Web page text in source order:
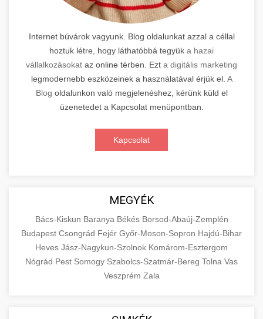
Internet búvárok vagyunk. Blog oldalunkat azzal a céllal
hoztuk létre, hogy láthatóbbá tegyük a hazai
vállalkozásokat az online térben. Ezt a digitális marketing
legmodernebb eszközeinek a használatával érjük el. A
Blog oldalunkon való megjelenéshez, kérünk küld el
üzenetedet a Kapcsolat menüpontban.
Kapcsolat
MEGYÉK
Bács-Kiskun Baranya Békés Borsod-Abaúj-Zemplén
Budapest Csongrád Fejér Győr-Moson-Sopron Hajdú-Bihar
Heves Jász-Nagykun-Szolnok Komárom-Esztergom
Nógrád Pest Somogy Szabolcs-Szatmár-Bereg Tolna Vas
Veszprém Zala